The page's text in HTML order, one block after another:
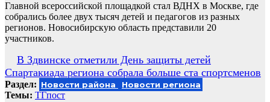
Главной всероссийской площадкой стал ВДНХ в Москве, где
собрались более двух тысяч детей и педагогов из разных
регионов. Новосибирскую область представили 20
участников.
Навигация
по
записям
В Здвинске отметили День защиты детей
Спартакиада региона собрала больше ста спортсменов
Раздел: Новости района Новости региона
Темы: ТГпост